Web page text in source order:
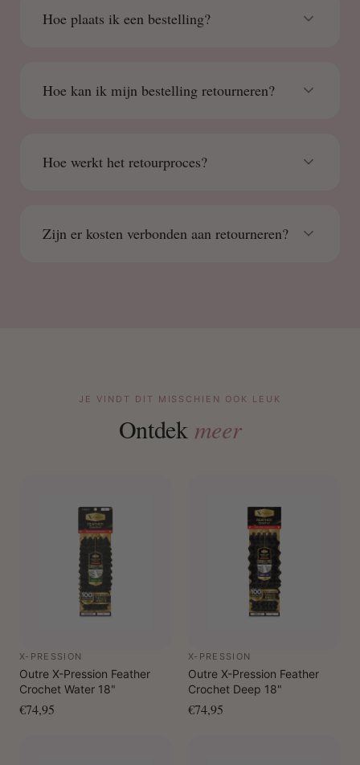
Hoe plaats ik een bestelling?
Hoe kan ik mijn bestelling retourneren?
Hoe werkt het retourproces?
Zijn er kosten verbonden aan retourneren?
JE VINDT DIT MISSCHIEN OOK LEUK
Ontdek meer
X-PRESSION
Outre X-Pression Feather
Crochet Water 18"
€74,95
X-PRESSION
Outre X-Pression Feather
Crochet Deep 18"
€74,95